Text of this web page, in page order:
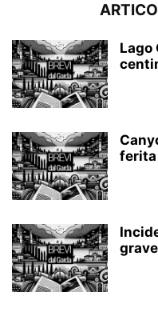
Lago
ferita